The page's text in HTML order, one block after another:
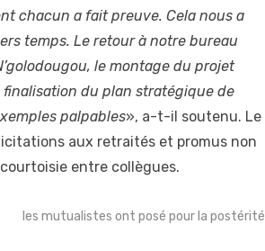
chacun a fait preuve. Cela nous a
temps. Le retour à notre bureau
le montage du projet
du plan stratégique de
palpables», a-t-il soutenu. Le
aux retraités et promus non
entre collègues.
les mutualistes ont posé pour la postérité